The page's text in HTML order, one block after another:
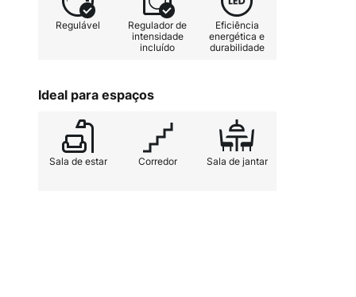
permanece claramente
iluminação de particular elegância!
Regulável
Regulador de
intensidade
incluído
Eficiência
energética e
durabilidade
Ideal para espaços
Sala de estar Corredor Sala de jantar